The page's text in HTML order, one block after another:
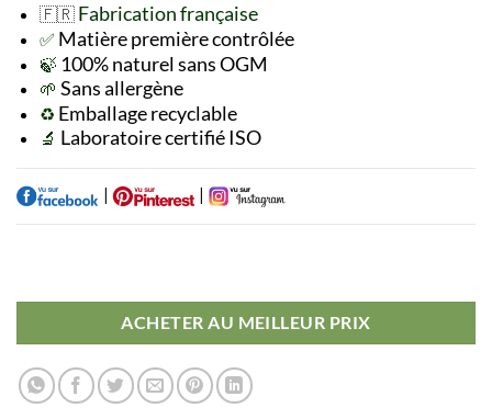
🇫🇷 Fabrication française
✅ Matière premièrecontrôlée
🍃 100% naturel sans OGM
🌱 Sans allergène
♻️ Emballage recyclable
🔬 Laboratoire certifié ISO
| |
ACHETER AU MEILLEUR PRIX